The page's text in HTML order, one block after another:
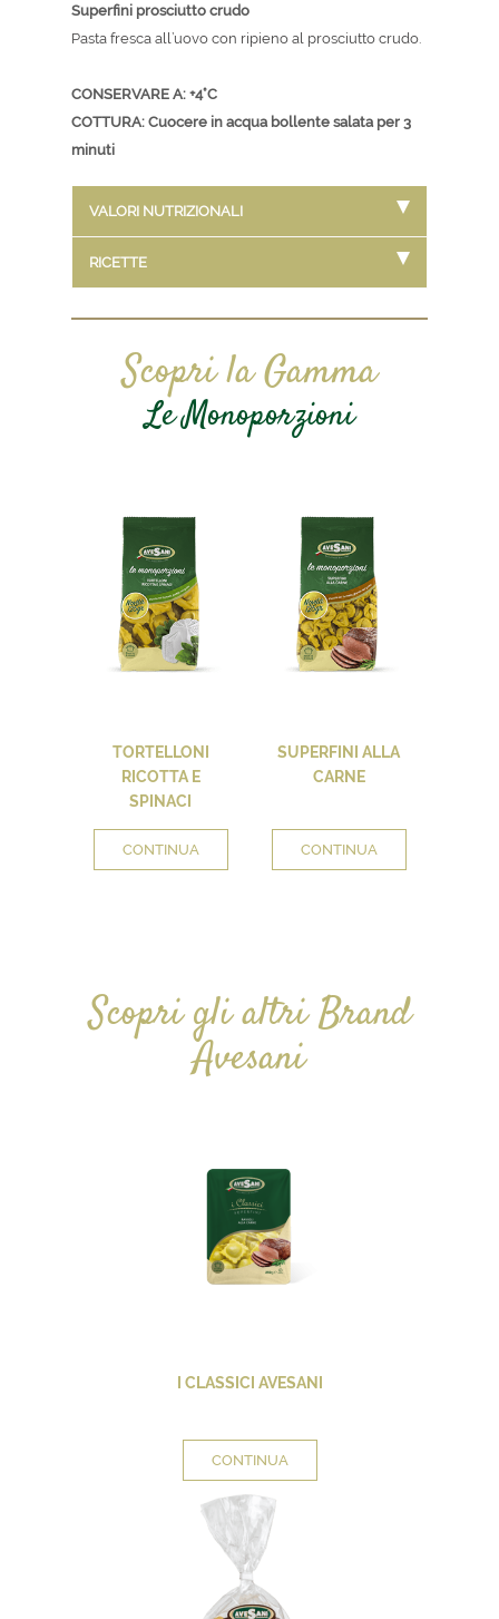
Superfini prosciutto crudo
Pasta fresca all’uovo con ripieno al prosciutto crudo.
CONSERVARE A: +4°C
COTTURA: Cuocere in acqua bollente salata per 3
minuti
VALORI NUTRIZIONALI
RICETTE
Scopri la Gamma
Le Monoporzioni
TORTELLONI
RICOTTA E
SPINACI
CONTINUA
SUPERFINI ALLA
CARNE
CONTINUA
Scopri gli altri Brand
Avesani
I CLASSICI AVESANI
CONTINUA